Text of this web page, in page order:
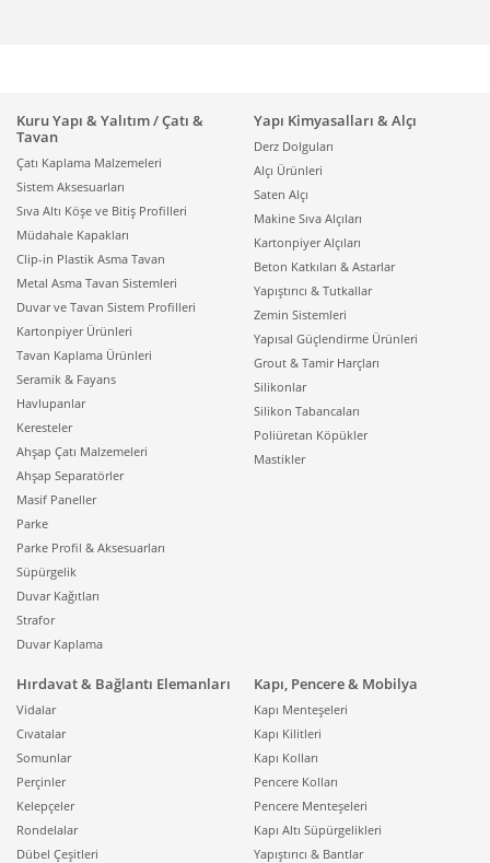
Kuru Yapı & Yalıtım / Çatı &
Tavan
Çatı Kaplama Malzemeleri
Sistem Aksesuarları
Sıva Altı Köşe ve Bitiş Profilleri
Müdahale Kapakları
Clip-in Plastik Asma Tavan
Metal Asma Tavan Sistemleri
Duvar ve Tavan Sistem Profilleri
Kartonpiyer Ürünleri
Tavan Kaplama Ürünleri
Seramik & Fayans
Havlupanlar
Keresteler
Ahşap Çatı Malzemeleri
Ahşap Separatörler
Masif Paneller
Parke
Parke Profil & Aksesuarları
Süpürgelik
Duvar Kağıtları
Strafor
Duvar Kaplama
Yapı Kimyasalları & Alçı
Derz Dolguları
Alçı Ürünleri
Saten Alçı
Makine Sıva Alçıları
Kartonpiyer Alçıları
Beton Katkıları & Astarlar
Yapıştırıcı & Tutkallar
Zemin Sistemleri
Yapısal Güçlendirme Ürünleri
Grout & Tamir Harçları
Silikonlar
Silikon Tabancaları
Poliüretan Köpükler
Mastikler
Hırdavat & Bağlantı Elemanları
Vidalar
Cıvatalar
Somunlar
Perçinler
Kelepçeler
Rondelalar
Dübel Çeşitleri
Kapı, Pencere & Mobilya
Kapı Menteşeleri
Kapı Kilitleri
Kapı Kolları
Pencere Kolları
Pencere Menteşeleri
Kapı Altı Süpürgelikleri
Yapıştırıcı & Bantlar